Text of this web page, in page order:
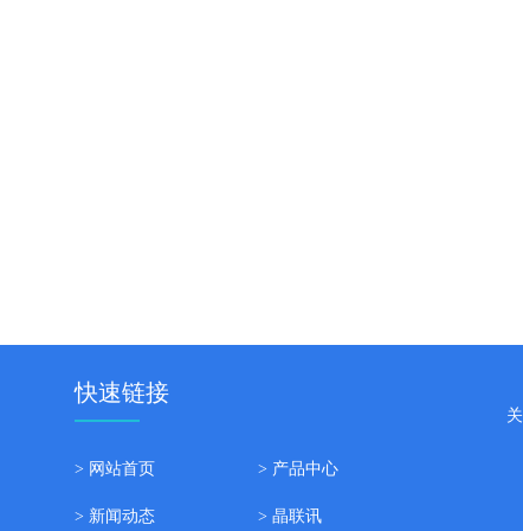
快速链接
> 网站首页 > 产品中心
> 新闻动态 > 晶联讯